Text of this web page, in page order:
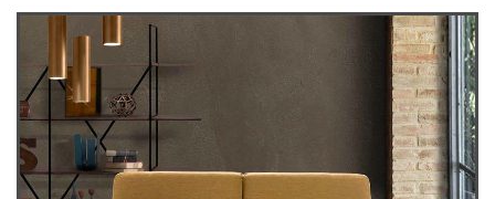
décoration